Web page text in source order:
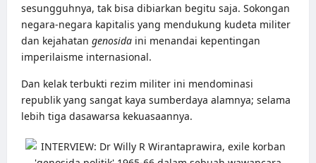
sesungguhnya, tak bisa dibiarkan begitu saja. Sokongan
negara-negara kapitalis yang mendukung kudeta militer
dan kejahatan genosida ini menandai kepentingan
imperilaisme internasional.
Dan kelak terbukti rezim militer ini mendominasi
republik yang sangat kaya sumberdaya alamnya; selama
lebih tiga dasawarsa kekuasaannya.